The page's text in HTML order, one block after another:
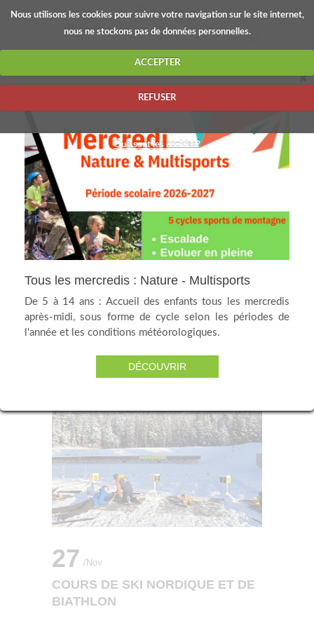
Nous utilisons les cookies pour suivre votre navigation sur le site internet,
nous ne stockons pas de données personnelles.
ACCEPTER
REFUSER
Que sont les cookies?
Tous les mercredis : Nature - Multisports
De 5 à 14 ans : Accueil des enfants tous les mercredis
après-midi, sous forme de cycle selon les périodes de
l'année et les conditions météorologiques.
DÉCOUVRIR
06.95.69.50.08
FRANÇAIS ÉTÉ
ACTUALITÉS
27 /nov
COURS DE SKI NORDIQUE ET DE
BIATHLON